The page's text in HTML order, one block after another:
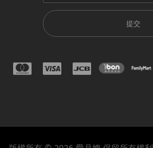
提交